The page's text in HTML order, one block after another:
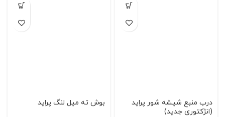
درب منبع شیشه شور پراید
(انژکتوری جدید)
بوش ته میل لنگ پراید